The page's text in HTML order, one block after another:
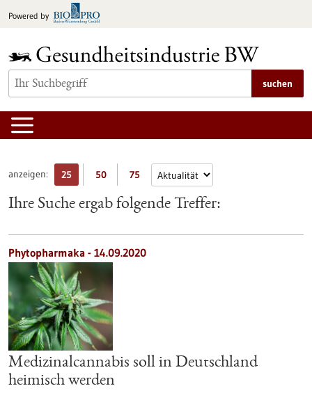
Inhalt
Powered by
suchen
anzeigen: 25 50 75
Ihre Suche ergab folgende Treffer:
Phytopharmaka - 14.09.2020
Medizinalcannabis soll in Deutschland
heimisch werden